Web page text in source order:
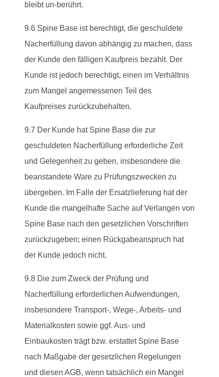
bleibt un-berührt.
9.6 Spine Base ist berechtigt, die geschuldete
Nacherfüllung davon abhängig zu machen, dass
der Kunde den fälligen Kaufpreis bezahlt. Der
Kunde ist jedoch berechtigt, einen im Verhältnis
zum Mangel angemessenen Teil des
Kaufpreises zurückzubehalten.
9.7 Der Kunde hat Spine Base die zur
geschuldeten Nacherfüllung erforderliche Zeit
und Gelegenheit zu geben, insbesondere die
beanstandete Ware zu Prüfungszwecken zu
übergeben. Im Falle der Ersatzlieferung hat der
Kunde die mangelhafte Sache auf Verlangen von
Spine Base nach den gesetzlichen Vorschriften
zurückzugeben; einen Rückgabeanspruch hat
der Kunde jedoch nicht.
9.8 Die zum Zweck der Prüfung und
Nacherfüllung erforderlichen Aufwendungen,
insbesondere Transport-, Wege-, Arbeits- und
Materialkosten sowie ggf. Aus- und
Einbaukosten trägt bzw. erstattet Spine Base
nach Maßgabe der gesetzlichen Regelungen
und diesen AGB, wenn tatsächlich ein Mangel